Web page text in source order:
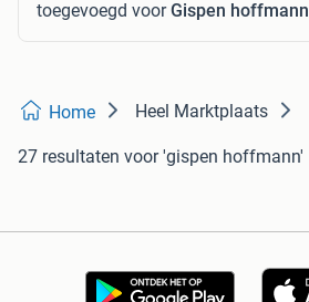
toegevoegd voorGispen hoffmann
Home Heel Marktplaats
27 resultaten voor 'gispen hoffmann'